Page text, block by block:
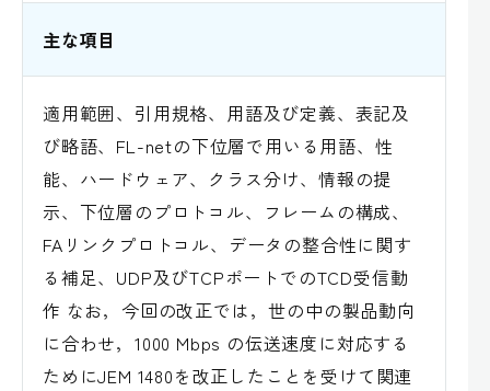
主な項目
適用範囲、引用規格、用語及び定義、表記及
び略語、FL-netの下位層で用いる用語、性
能、ハードウェア、クラス分け、情報の提
示、下位層のプロトコル、フレームの構成、
FAリンクプロトコル、データの整合性に関す
る補足、UDP及びTCPポートでのTCD受信動
作 なお，今回の改正では，世の中の製品動向
に合わせ，1000 Mbps の伝送速度に対応する
ためにJEM 1480を改正したことを受けて関連